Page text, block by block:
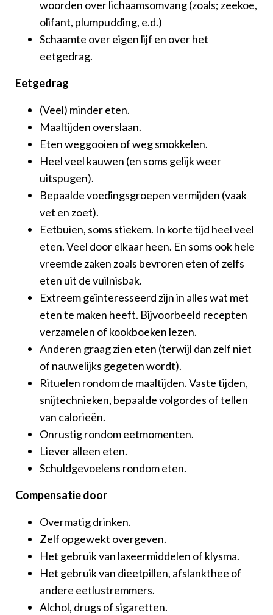
woorden over lichaamsomvang (zoals; zeekoe,
olifant, plumpudding, e.d.)
Schaamte over eigen lijf en over het
eetgedrag.
Eetgedrag
(Veel) minder eten.
Maaltijden overslaan.
Eten weggooien of weg smokkelen.
Heel veel kauwen (en soms gelijk weer
uitspugen).
Bepaalde voedingsgroepen vermijden (vaak
vet en zoet).
Eetbuien, soms stiekem. In korte tijd heel veel
eten. Veel door elkaar heen. En soms ook hele
vreemde zaken zoals bevroren eten of zelfs
eten uit de vuilnisbak.
Extreem geïnteresseerd zijn in alles wat met
eten te maken heeft. Bijvoorbeeld recepten
verzamelen of kookboeken lezen.
Anderen graag zien eten (terwijl dan zelf niet
of nauwelijks gegeten wordt).
Rituelen rondom de maaltijden. Vaste tijden,
snijtechnieken, bepaalde volgordes of tellen
van calorieën.
Onrustig rondom eetmomenten.
Liever alleen eten.
Schuldgevoelens rondom eten.
Compensatie door
Overmatig drinken.
Zelf opgewekt overgeven.
Het gebruik van laxeermiddelen of klysma.
Het gebruik van dieetpillen, afslankthee of
andere eetlustremmers.
Alchol, drugs of sigaretten.